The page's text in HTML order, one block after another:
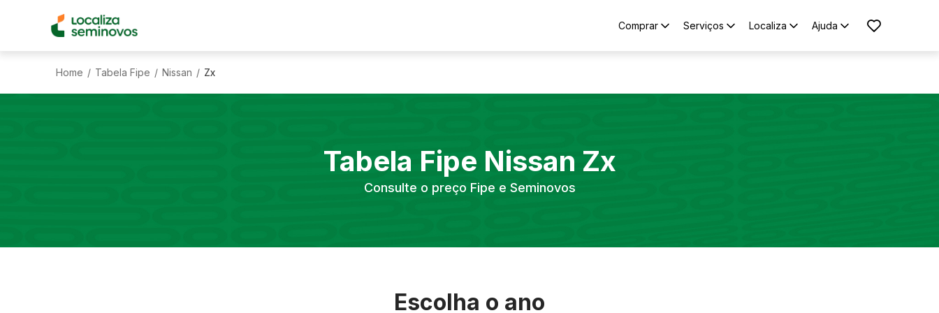
Comprar Serviços Localiza Ajuda
Home / Tabela Fipe / Nissan / Zx
Tabela Fipe Nissan Zx
Consulte o preço Fipe e Seminovos
Escolha o ano